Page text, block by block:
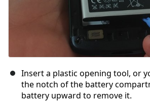
Insert a plastic opening tool, or
the notch of the battery
battery upward to remove it.